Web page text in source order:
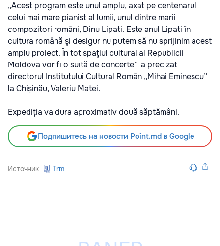
„Acest program este unul amplu, axat pe centenarul
celui mai mare pianist al lumii, unul dintre marii
compozitori români, Dinu Lipati. Este anul Lipati în
cultura română şi desigur nu putem să nu sprijinim acest
amplu proiect. În tot spaţiul cultural al Republicii
Moldova vor fi o suită de concerte”, a precizat
directorul Institutului Cultural Român „Mihai Eminescu”
la Chișinău, Valeriu Matei.
Expediția va dura aproximativ două săptămâni.
Подпишитесь на новости Point.md в Google
Источник Trm